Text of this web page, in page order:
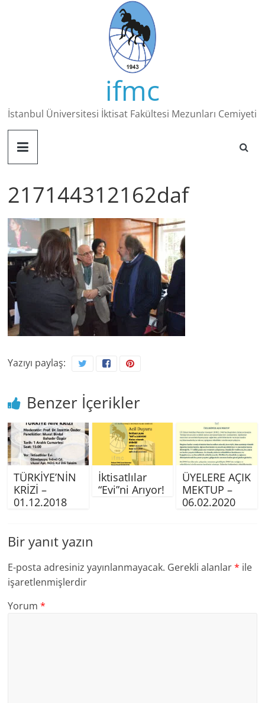
ifmc
İstanbul Üniversitesi İktisat Fakültesi Mezunları Cemiyeti
217144312162daf
Yazıyı paylaş:
Benzer İçerikler
TÜRKİYE’NİN
KRİZİ –
01.12.2018
İktisatlılar
“Evi”ni Arıyor!
ÜYELERE AÇIK
MEKTUP –
06.02.2020
Bir yanıt yazın
E-posta adresiniz yayınlanmayacak. Gerekli alanlar* ile
işaretlenmişlerdir
Yorum*